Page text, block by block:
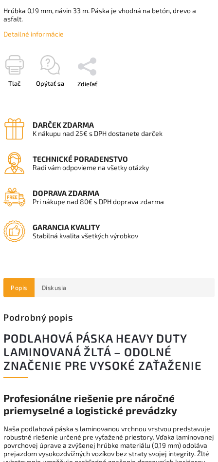
Hrúbka 0,19 mm, návin 33 m. Páska je vhodná na betón, drevo a
asfalt.
Detailné informácie
Tlač Opýtať sa Zdieľať
DARČEK ZDARMA
K nákupu nad 25€ s DPH dostanete darček
TECHNICKÉ PORADENSTVO
Radi vám odpovieme na všetky otázky
DOPRAVA ZDARMA
Pri nákupe nad 80€ s DPH doprava zdarma
GARANCIA KVALITY
Stabilná kvalita všetkých výrobkov
Popis Diskusia
Podrobný popis
PODLAHOVÁ PÁSKA HEAVY DUTY
LAMINOVANÁ ŽLTÁ – ODOLNÉ
ZNAČENIE PRE VYSOKÉ ZAŤAŽENIE
Profesionálne riešenie pre náročné
priemyselné a logistické prevádzky
Naša podlahová páska s laminovanou vrchnou vrstvou predstavuje
robustné riešenie určené pre vyťažené priestory. Vďaka laminovanej
povrchovej úprave a zvýšenej hrúbke materiálu (0,19 mm) odoláva
prejazdom vysokozdvižných vozíkov bez straty svojej integrity. Žlté